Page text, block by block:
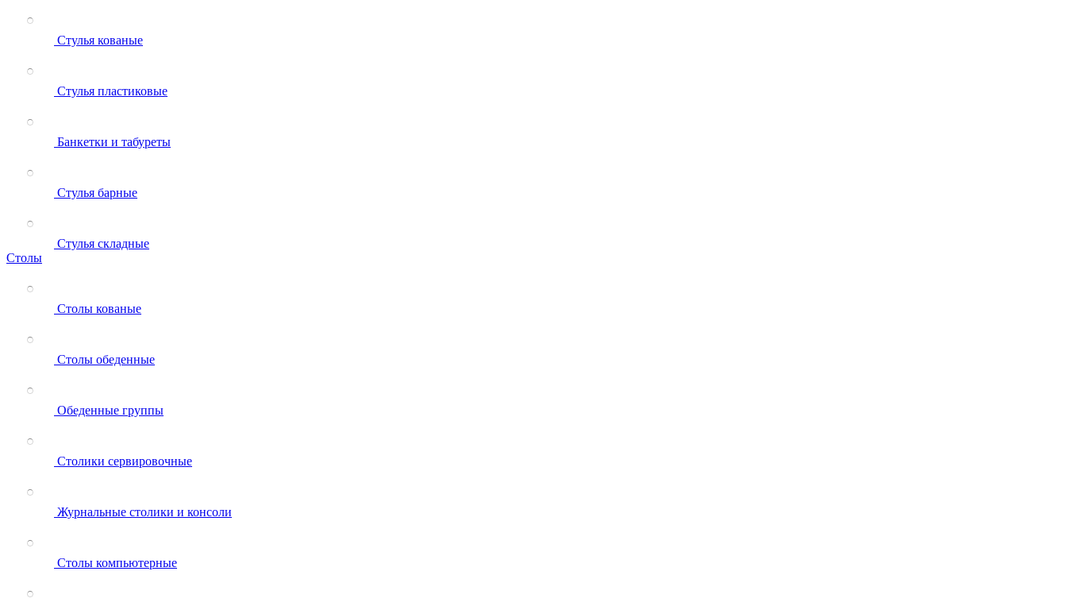
Стулья кованые
Стулья пластиковые
Банкетки и табуреты
Стулья барные
Стулья складные
Столы
Столы кованые
Столы обеденные
Обеденные группы
Столики сервировочные
Журнальные столики и консоли
Столы компьютерные